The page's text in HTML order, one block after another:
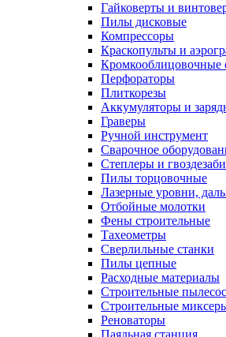
Гайковерты и
Пилы дисковые
Компрессоры
Краскопульты и
Кромкооблицовочные
Перфораторы
Плиткорезы
Аккумуляторы и
Граверы
Ручной инструмент
Сварочное
Степлеры и
Пилы торцовочные
Лазерные уровни,
Отбойные молотки
Фены строительные
Тахеометры
Сверлильные станки
Пилы цепные
Расходные материалы
Строительные
Строительные
Реноваторы
Паяльная станция